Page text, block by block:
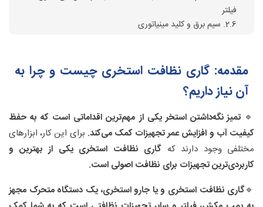
فیلتر
2.6. سیم برق و کلید مینیاتوری
2.9. 📢 جمع‌بندی بخش اجزای اصلی گاری نظافت استخری
3.1. آماده‌سازی گاری قبل از استفاده
3.3. تخلیه آب و پایان فرآیند جاروکشی
3.4. نکات مهم پس از استفاده از گاری نظافت استخری
3.5. 📢 جمع‌بندی بخش آموزش استفاده از گاری نظافت
استخری
4.1. افزایش راندمان نظافت و کاهش زمان جاروکشی
مقدمه: گاری نظافت استخری چیست و چرا به
آن نیاز داریم؟
🔹تمیز نگه‌داشتن استخر یکی از مهم‌ترین اقداماتی است که به حفظ
کیفیت آب و افزایش عمر تجهیزات کمک می‌کند. برای این کار، ابزارهای
مختلفی وجود دارند که گاری نظافت استخری یکی از بهترین و
کاربردی‌ترین تجهیزات برای نظافت اصولی است.
🔹گاری نظافت استخری و یا جارو استخری، یک دستگاه متحرک مجهز